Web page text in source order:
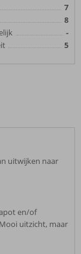
7
8
-
5
uitwijken naar
en/of
uitzicht, maar